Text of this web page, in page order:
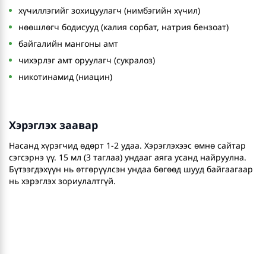
хүчиллэгийг зохицуулагч (нимбэгийн хүчил)
нөөшлөгч бодисууд (калия сорбат, натрия бензоат)
байгалийн мангоны амт
чихэрлэг амт оруулагч (сукралоз)
никотинамид (ниацин)
Хэрэглэх заавар
Насанд хүрэгчид өдөрт 1-2 удаа. Хэрэглэхээс өмнө сайтар
сэгсэрнэ үү. 15 мл (3 таглаа) ундааг аяга усанд найруулна.
Бүтээгдэхүүн нь өтгөрүүлсэн ундаа бөгөөд шууд байгаагаар
нь хэрэглэх зориулалтгүй.